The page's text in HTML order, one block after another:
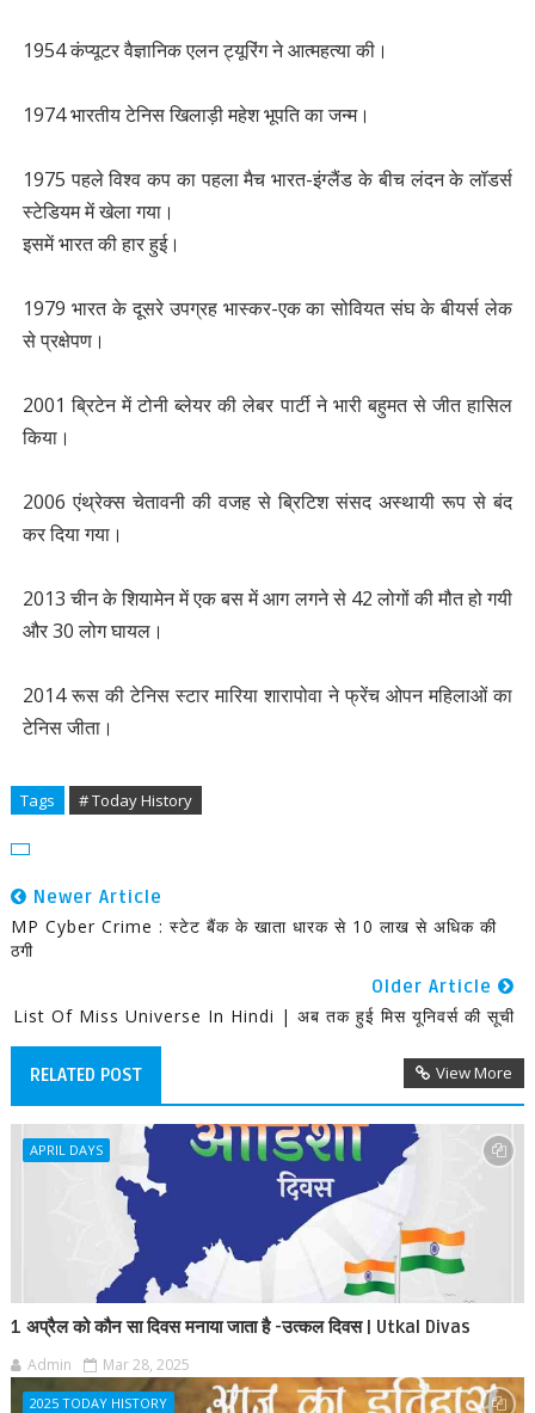
1954 कंप्यूटर वैज्ञानिक एलन ट्यूरिंग ने आत्महत्या की।
1974 भारतीय टेनिस खिलाड़ी महेश भूपति का जन्म।
1975 पहले विश्व कप का पहला मैच भारत-इंग्लैंड के बीच लंदन के लॉडर्स
स्टेडियम में खेला गया।
इसमें भारत की हार हुई।
1979 भारत के दूसरे उपग्रह भास्कर-एक का सोवियत संघ के बीयर्स लेक
से प्रक्षेपण।
2001 ब्रिटेन में टोनी ब्लेयर की लेबर पार्टी ने भारी बहुमत से जीत हासिल
किया।
2006 एंथ्रेक्स चेतावनी की वजह से ब्रिटिश संसद अस्थायी रूप से बंद
कर दिया गया।
2013 चीन के शियामेन में एक बस में आग लगने से 42 लोगों की मौत हो गयी
और 30 लोग घायल।
2014 रूस की टेनिस स्टार मारिया शारापोवा ने फ्रेंच ओपन महिलाओं का
टेनिस जीता।
Tags # Today History
Newer Article
MP Cyber Crime : स्टेट बैंक के खाता धारक से 10 लाख से अधिक की
ठगी
Older Article
List Of Miss Universe In Hindi | अब तक हुई मिस यूनिवर्स की सूची
RELATED POST View More
APRIL DAYS
1 अप्रैल को कौन सा दिवस मनाया जाता है -उत्कल दिवस | Utkal Divas
Admin Mar 28, 2025
2025 TODAY HISTORY